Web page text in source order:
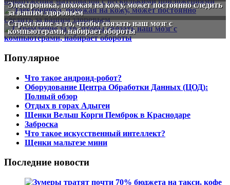
Электроника, похожая на кожу, может постоянно следить
за вашим здоровьем
Стремление за то, чтобы связать наш мозг с
компьютерами, набирает обороты
Популярное
Что такое андроид-робот?
Оборудование Центра Обработки Данных (ЦОД):
Полный обзор
Отдых в горах Адыгеи
Щенки Вельш Корги Пемброк в Краснодаре
Заброска
Что такое искусственный интеллект?
Щенки мальтезе мини
Последние новости